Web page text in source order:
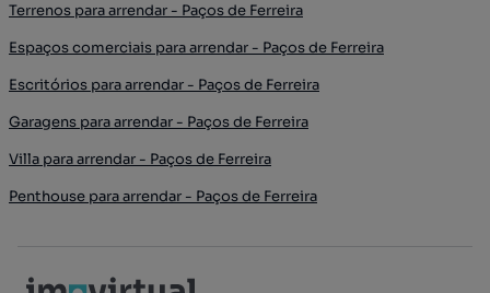
Terrenos para arrendar - Paços de Ferreira
Espaços comerciais para arrendar - Paços de Ferreira
Escritórios para arrendar - Paços de Ferreira
Garagens para arrendar - Paços de Ferreira
Villa para arrendar - Paços de Ferreira
Penthouse para arrendar - Paços de Ferreira